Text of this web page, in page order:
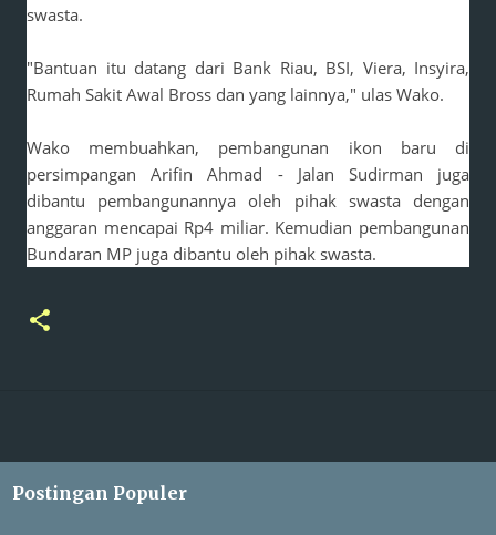
swasta.
"Bantuan itu datang dari Bank Riau, BSI, Viera, Insyira,
Rumah Sakit Awal Bross dan yang lainnya," ulas Wako.
Wako membuahkan, pembangunan ikon baru di
persimpangan Arifin Ahmad - Jalan Sudirman juga
dibantu pembangunannya oleh pihak swasta dengan
anggaran mencapai Rp4 miliar. Kemudian pembangunan
Bundaran MP juga dibantu oleh pihak swasta.
Postingan Populer